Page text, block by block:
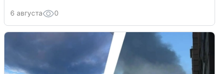
6 августа 0